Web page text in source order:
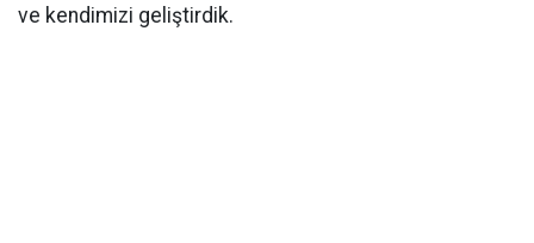
ve kendimizi geliştirdik.